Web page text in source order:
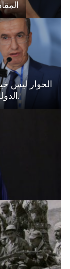
الحوار ليس
الدولة قوية، موحدة، وقادرة على المستقبل.